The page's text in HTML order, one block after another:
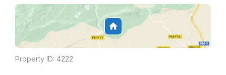
Property ID: 4222